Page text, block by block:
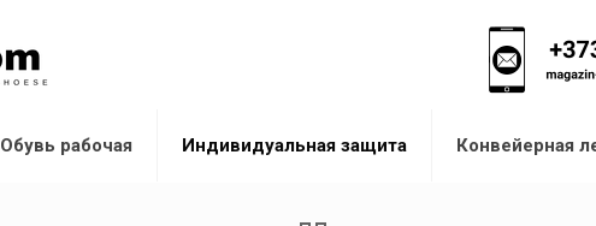
Обувь рабочая Индивидуальная защита Конвейерная